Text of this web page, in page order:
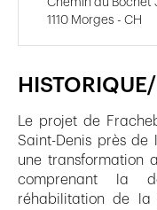
Le projet de
Saint-Denis près de
une transformation
comprenant la
réhabilitation de
1110 Morges - CH